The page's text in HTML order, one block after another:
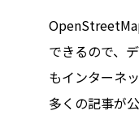
できるので、
もインターネ
多くの記事が